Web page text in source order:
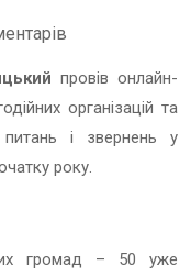
провів онлайн-
організацій та
і звернень у
року.
громад – 50 уже